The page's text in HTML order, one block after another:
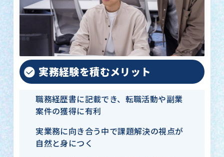
実務経験を積むメリット
職務経歴書に記載でき、転職活動や副業
案件の獲得に有利
実業務に向き合う中で課題解決の視点が
自然と身につく